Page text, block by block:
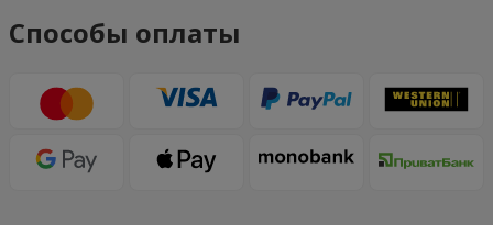
Способы оплаты